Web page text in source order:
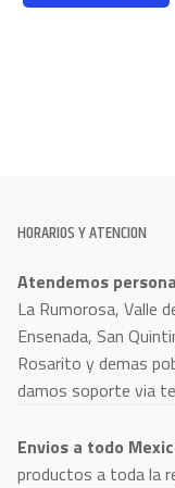
HORARIOS Y ATENCION
Atendemos
La Rumorosa, Valle
Ensenada, San
Rosarito y demas
damos soporte via
Envios a todo
productos a toda la